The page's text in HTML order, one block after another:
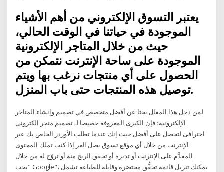
يعتبر التسوق الإلكتروني من أهم الأشياء
الموجودة في حياتنا في الوقت الحالي،
حيث من خلال المتاجر الإلكترونية
الموجودة على ساحة الإنترنت نتمكن من
الحصول على أي منتجات نرغب بها ويتم
توصيل هذه المنتجات حتى باب المنزل.
لمن دخل هذا المقال بحثا عن أفضل متخصص في تصميم وإنشاء المتاجر
الإلكترونية؛ فإن الكبرى المعروفه خصيصا لـ تصميم متجر الكترونى
احترافى لتحصل على أفضل حيث إنك عندما تطلب الأوردر الخاص بك عبر
الإنترنت من خلال أي موقع تسوق يصل العر إذا كنت تملك المحتوى
المقدَّم على الإنترنت أو تديره أو تحقق الربح منه أو تروّج له من خلال
"بحث Google"، يمكنك تنزيل قائمة تحقُّق مختصَرة وقابلة للطباعة تشمل